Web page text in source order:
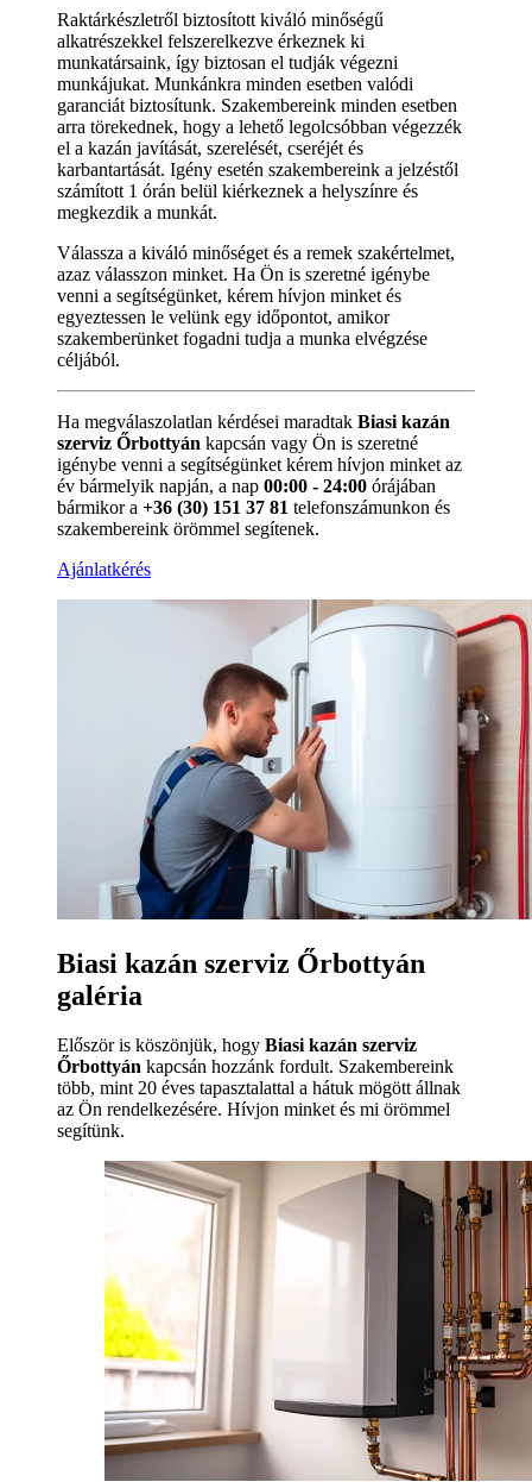
Raktárkészletről biztosított kiváló minőségű
alkatrészekkel felszerelkezve érkeznek ki
munkatársaink, így biztosan el tudják végezni
munkájukat. Munkánkra minden esetben valódi
garanciát biztosítunk. Szakembereink minden esetben
arra törekednek, hogy a lehető legolcsóbban végezzék
el a kazán javítását, szerelését, cseréjét és
karbantartását. Igény esetén szakembereink a jelzéstől
számított 1 órán belül kiérkeznek a helyszínre és
megkezdik a munkát.
Válassza a kiváló minőséget és a remek szakértelmet,
azaz válasszon minket. Ha Ön is szeretné igénybe
venni a segítségünket, kérem hívjon minket és
egyeztessen le velünk egy időpontot, amikor
szakemberünket fogadni tudja a munka elvégzése
céljából.
Ha megválaszolatlan kérdései maradtak Biasi kazán
szerviz Őrbottyán kapcsán vagy Ön is szeretné
igénybe venni a segítségünket kérem hívjon minket az
év bármelyik napján, a nap 00:00 - 24:00 órájában
bármikor a +36 (30) 151 37 81 telefonszámunkon és
szakembereink örömmel segítenek.
Ajánlatkérés
Biasi kazán szerviz Őrbottyán
galéria
Először is köszönjük, hogy Biasi kazán szerviz
Őrbottyán kapcsán hozzánk fordult. Szakembereink
több, mint 20 éves tapasztalattal a hátuk mögött állnak
az Ön rendelkezésére. Hívjon minket és mi örömmel
segítünk.